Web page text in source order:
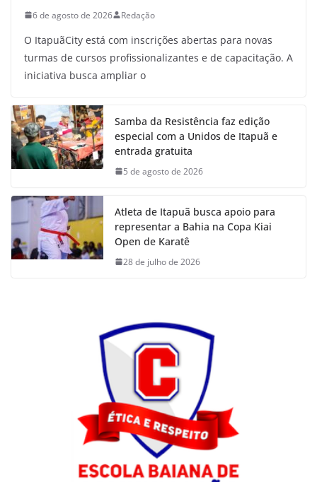
6 de agosto de 2026 Redação
O ItapuãCity está com inscrições abertas para novas
turmas de cursos profissionalizantes e de capacitação. A
iniciativa busca ampliar o
Samba da Resistência faz edição
especial com a Unidos de Itapuã e
entrada gratuita
5 de agosto de 2026
Atleta de Itapuã busca apoio para
representar a Bahia na Copa Kiai
Open de Karatê
28 de julho de 2026